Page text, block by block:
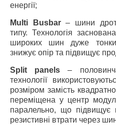
енергії;
Multi Busbar– шини
типу. Технологія
широких шин дуже
знижує опір та підвищує
Split panels –
технології
розміром замість
переміщена у центр
паралельно, що підвищує
резистивні втрати через